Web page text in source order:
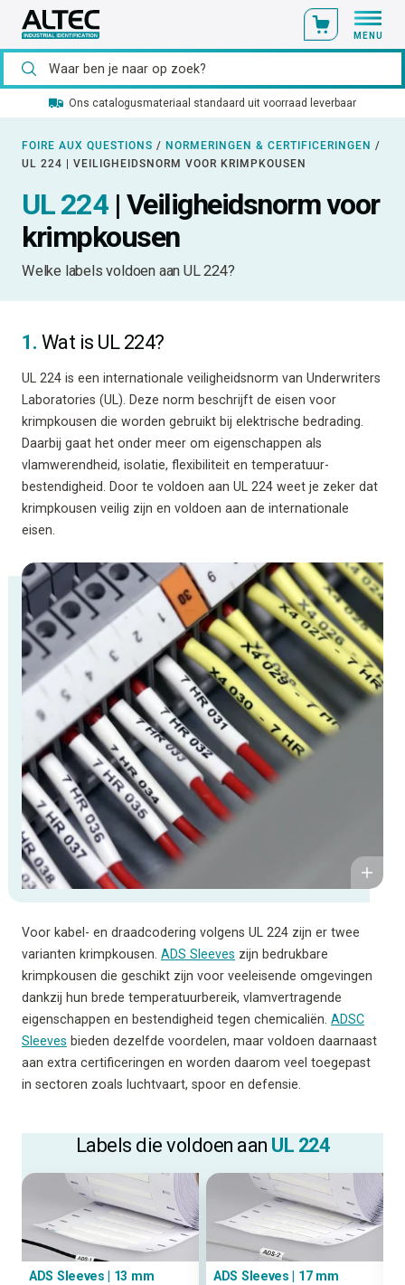
MENU
Ons catalogusmateriaal standaard uit voorraad leverbaar
FOIRE AUX QUESTIONS / NORMERINGEN & CERTIFICERINGEN /
UL 224 | VEILIGHEIDSNORM VOOR KRIMPKOUSEN
UL 224| Veiligheidsnorm voor
krimpkousen
Welke labels voldoen aan UL 224?
1. Wat is UL 224?
UL 224 is een internationale veiligheidsnorm van Underwriters
Laboratories (UL). Deze norm beschrijft de eisen voor
krimpkousen die worden gebruikt bij elektrische bedrading.
Daarbij gaat het onder meer om eigenschappen als
vlamwerendheid, isolatie, flexibiliteit en temperatuur­
bestendigheid. Door te voldoen aan UL 224 weet je zeker dat
krimpkousen veilig zijn en voldoen aan de internationale
eisen.
Voor kabel- en draadcodering volgens UL 224 zijn er twee
varianten krimpkousen. ADS Sleeves zijn bedrukbare
krimpkousen die geschikt zijn voor veeleisende omgevingen
dankzij hun brede temperatuurbereik, vlamvertragende
eigenschappen en bestendigheid tegen chemicaliën. ADSC
Sleeves bieden dezelfde voordelen, maar voldoen daarnaast
aan extra certificeringen en worden daarom veel toegepast
in sectoren zoals luchtvaart, spoor en defensie.
Labels die voldoen aan UL 224
ADS Sleeves | 13 mm ADS Sleeves | 17 mm